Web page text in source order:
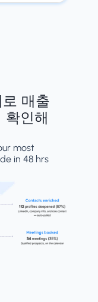
매출
확인해
most
in 48 hrs